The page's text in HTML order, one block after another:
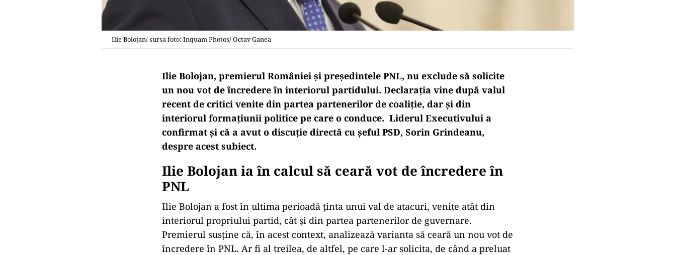
Ilie Bolojan/ sursa foto: Inquam Photos/ Octav Ganea
Ilie Bolojan, premierul României și președintele PNL, nu exclude să solicite
un nou vot de încredere în interiorul partidului. Declarația vine după valul
recent de critici venite din partea partenerilor de coaliție, dar și din
interiorul formațiunii politice pe care o conduce. Liderul Executivului a
confirmat și că a avut o discuție directă cu șeful PSD, Sorin Grindeanu,
despre acest subiect.
Ilie Bolojan ia în calcul să ceară vot de încredere în
PNL
Ilie Bolojan a fost în ultima perioadă ținta unui val de atacuri, venite atât din
interiorul propriului partid, cât și din partea partenerilor de guvernare.
Premierul susține că, în acest context, analizează varianta să ceară un nou vot de
încredere în PNL. Ar fi al treilea, de altfel, pe care l-ar solicita, de când a preluat